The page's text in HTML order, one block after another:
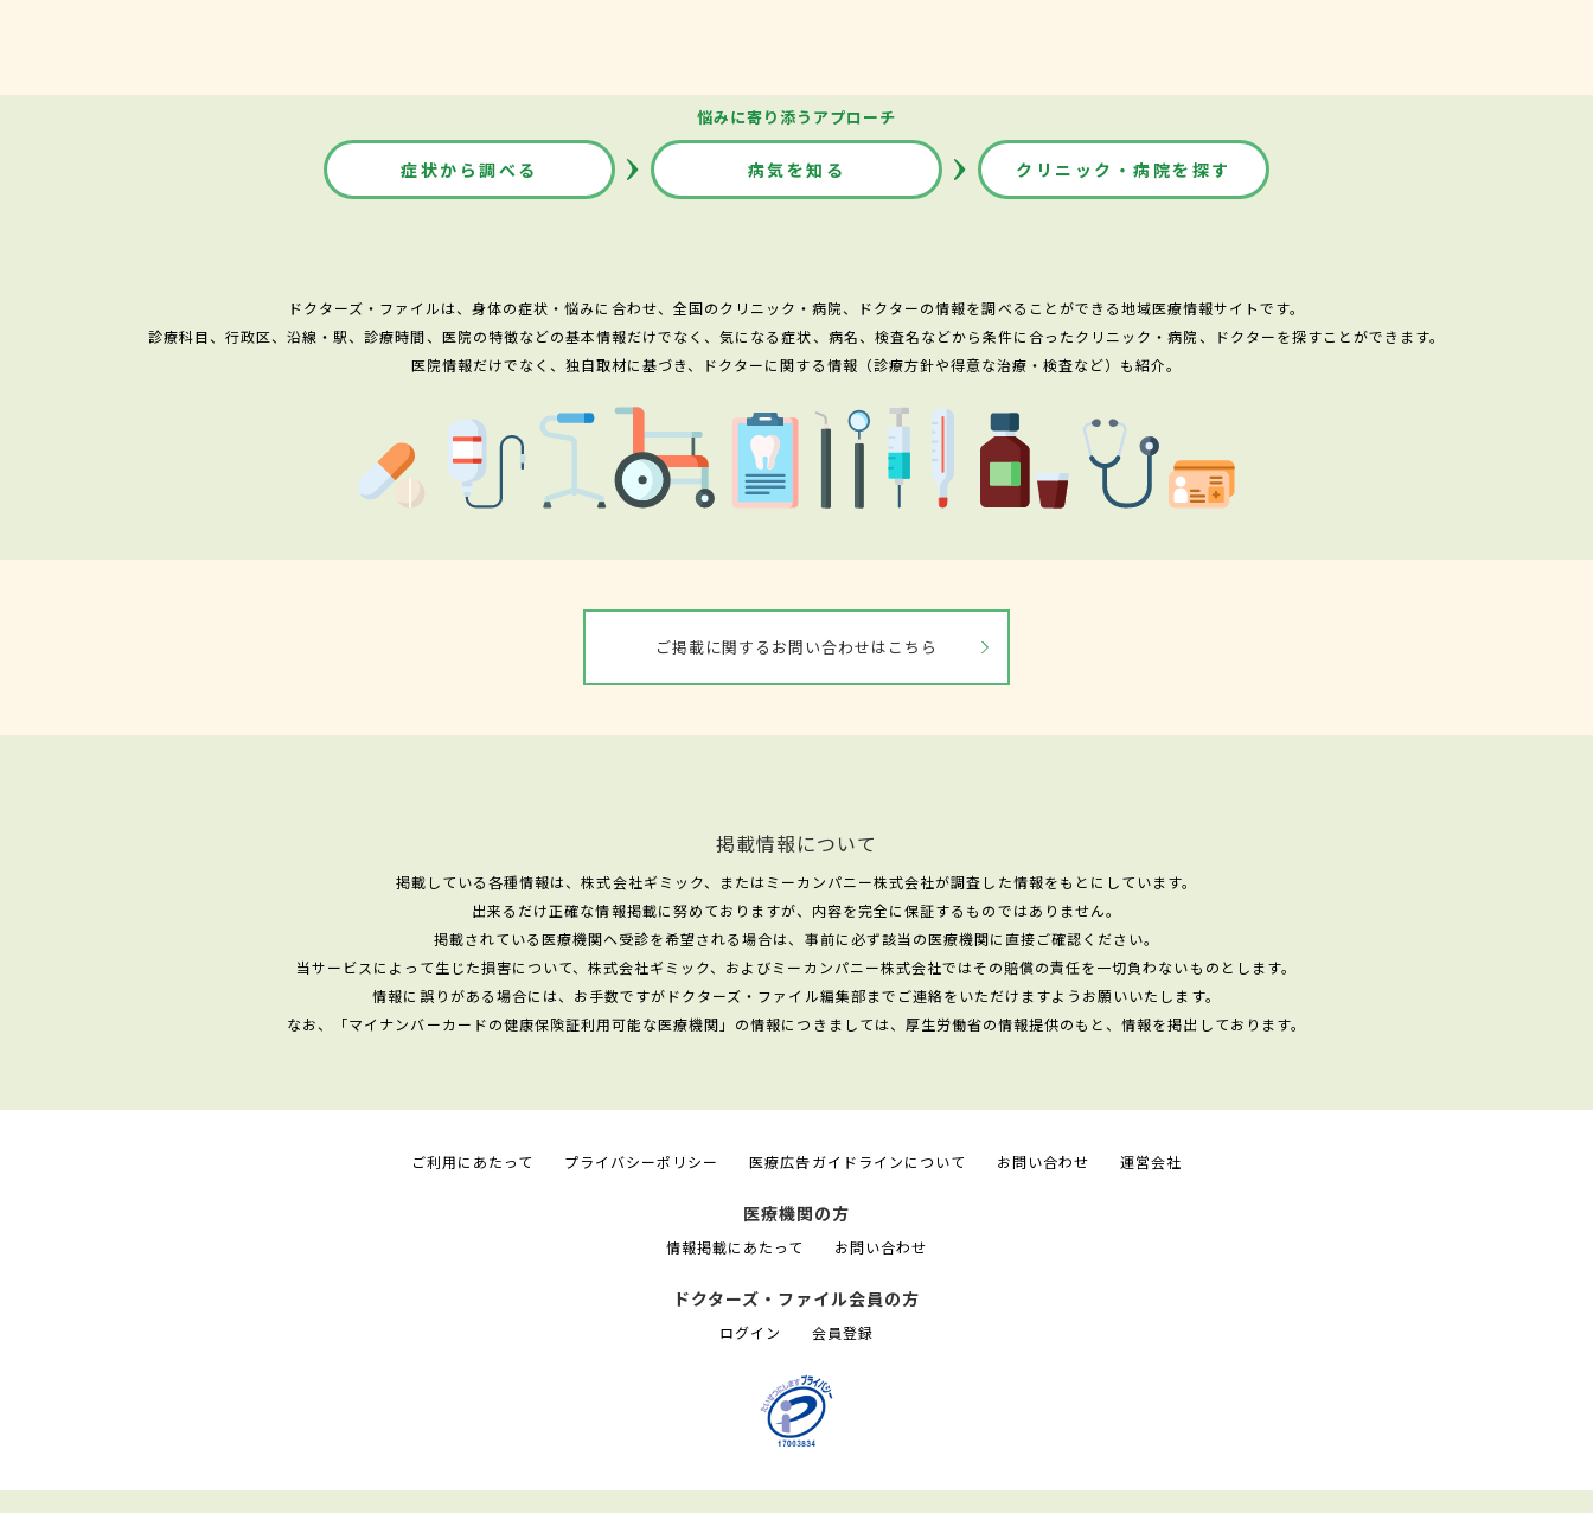
悩みに寄り添うアプローチ
症状から調べる 病気を知る クリニック・病院を探す
ドクターズ・ファイルは、身体の症状・悩みに合わせ、全国のクリニック・病院、ドクターの情報を調べることができる地域医療情報サイトです。
診療科目、行政区、沿線・駅、診療時間、医院の特徴などの基本情報だけでなく、気になる症状、病名、検査名などから条件に合ったクリニック・病院、ドクターを探すことができます。
医院情報だけでなく、独自取材に基づき、ドクターに関する情報（診療方針や得意な治療・検査など）も紹介。
ご掲載に関するお問い合わせはこちら
掲載情報について
掲載している各種情報は、株式会社ギミック、またはミーカンパニー株式会社が調査した情報をもとにしています。
出来るだけ正確な情報掲載に努めておりますが、内容を完全に保証するものではありません。
掲載されている医療機関へ受診を希望される場合は、事前に必ず該当の医療機関に直接ご確認ください。
当サービスによって生じた損害について、株式会社ギミック、およびミーカンパニー株式会社ではその賠償の責任を一切負わないものとします。
情報に誤りがある場合には、お手数ですがドクターズ・ファイル編集部までご連絡をいただけますようお願いいたします。
なお、「マイナンバーカードの健康保険証利用可能な医療機関」の情報につきましては、厚生労働省の情報提供のもと、情報を掲出しております。
ご利用にあたって プライバシーポリシー 医療広告ガイドラインについて お問い合わせ 運営会社
医療機関の方
情報掲載にあたって お問い合わせ
ドクターズ・ファイル会員の方
ログイン 会員登録